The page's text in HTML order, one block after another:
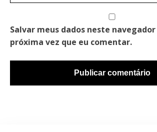
Salvar meus dados neste
próxima vez que eu comentar.